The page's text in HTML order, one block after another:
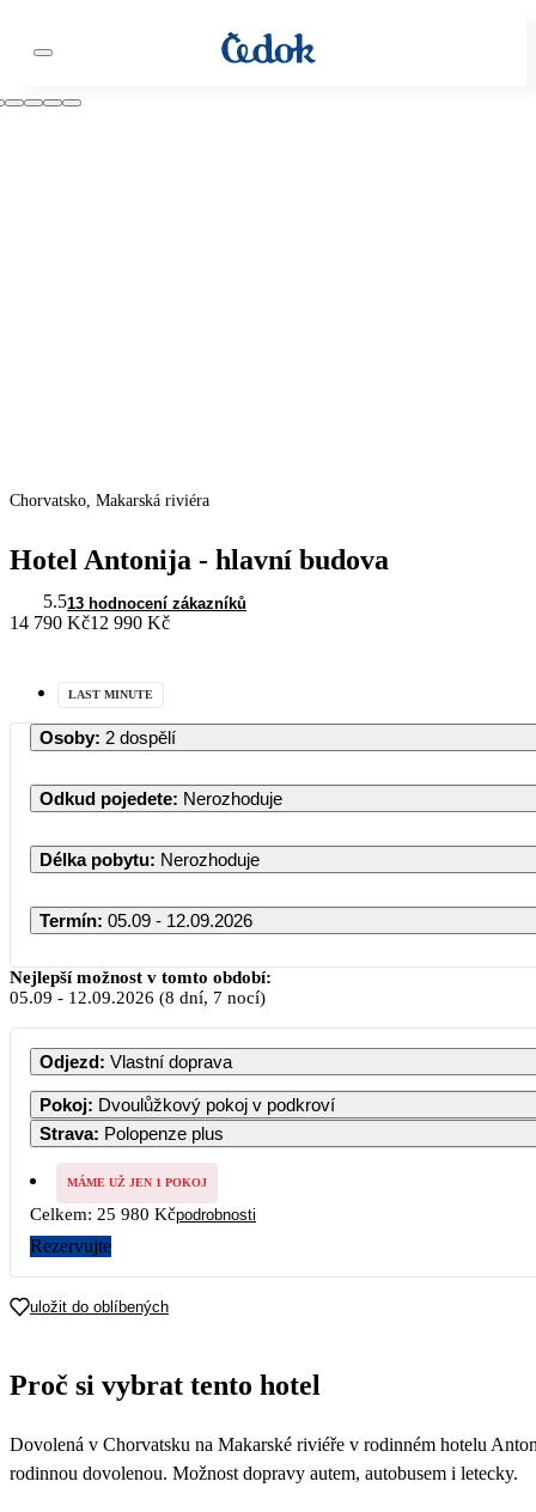
Chorvatsko, Makarská riviéra
Hotel Antonija - hlavní budova
5.513 hodnocení zákazníků
14 790 Kč12 990 Kč
LAST MINUTE
Osoby: 2 dospělí
Odkud pojedete: Nerozhoduje
Délka pobytu: Nerozhoduje
Termín: 05.09 - 12.09.2026
Září 2026
PO ÚT ST ČT PÁ
1 2 3 4
7 8 9 10 11
21 22 23 24 25
Nejlepší možnost v tomto období:
05.09 - 12.09.2026 (8 dní, 7 nocí)
Odjezd: Vlastní doprava
Pokoj: Dvoulůžkový pokoj v podkroví
Strava: Polopenze plus
MÁME UŽ JEN 1 POKOJ
Celkem: 25 980 Kčpodrobnosti
Rezervujte
uložit do oblíbených
Proč si vybrat tento hotel
Dovolená v Chorvatsku na Makarské riviéře v rodinném hotelu
rodinnou dovolenou. Možnost dopravy autem, autobusem i letecky.